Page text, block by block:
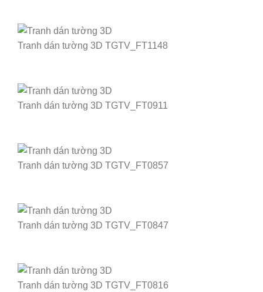
Tranh dán tường 3D TGTV_FT1148
Tranh dán tường 3D TGTV_FT0911
Tranh dán tường 3D TGTV_FT0857
Tranh dán tường 3D TGTV_FT0847
Tranh dán tường 3D TGTV_FT0816